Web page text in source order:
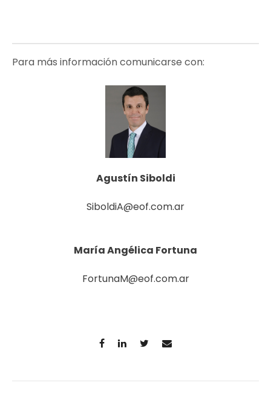
Para más información comunicarse con:
Agustín Siboldi
SiboldiA@eof.com.ar
María Angélica Fortuna
FortunaM@eof.com.ar